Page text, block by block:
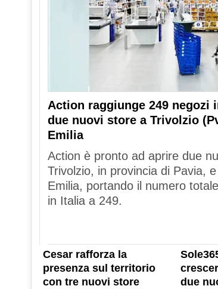
Action raggiunge 249 negozi
due nuovi store a Trivolzio
Emilia
Action è pronto ad aprire due
Trivolzio, in provincia di Pavia,
Emilia, portando il numero
in Italia a 249.
Cesar rafforza la
presenza sul territorio
con tre nuovi store
due